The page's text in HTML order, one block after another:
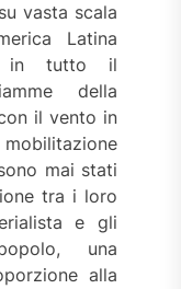
vasta scala
Latina
in tutto il
della
il vento in
mai stati
tra i loro
e gli
una
alla